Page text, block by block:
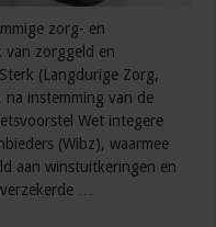
zorg- en
van zorggeld en
(Langdurige Zorg,
na instemming van de
Wet integere
(Wibz), waarmee
aan winstuitkeringen en
…